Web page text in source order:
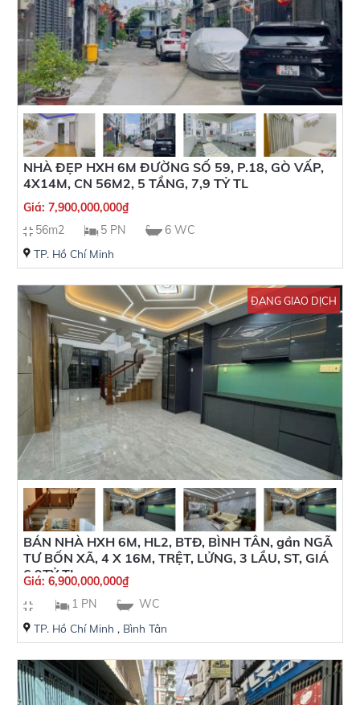
NHÀ ĐẸP HXH 6M ĐƯỜNG SỐ 59, P.18, GÒ VẤP,
4X14M, CN 56M2, 5 TẦNG, 7,9 TỶ TL
Giá: 7,900,000,000₫
56m2
5 PN 6 WC
TP. Hồ Chí Minh
ĐANG GIAO DỊCH
BÁN NHÀ HXH 6M, HL2, BTĐ, BÌNH TÂN, gần NGÃ
TƯ BỐN XÃ, 4 X 16M, TRỆT, LỬNG, 3 LẦU, ST, GIÁ
6,9TỶ TL
Giá: 6,900,000,000₫
1 PN
WC
TP. Hồ Chí Minh , Bình Tân